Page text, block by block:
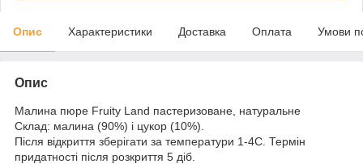
Опис Характеристики Доставка Оплата Умови
Опис
Малина пюре Fruity Land пастеризоване, натуральне
Склад: малина (90%) і цукор (10%).
Після відкриття зберігати за температури 1-4С. Термін
придатності після розкриття 5 діб.